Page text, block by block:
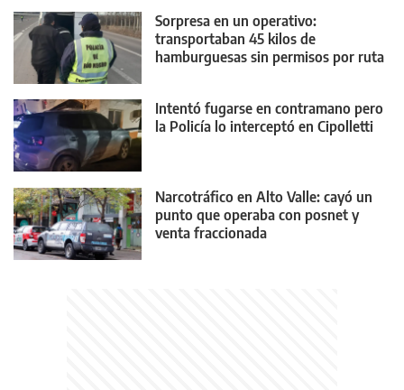
Sorpresa en un operativo:
transportaban 45 kilos de
hamburguesas sin permisos por ruta
Intentó fugarse en contramano pero
la Policía lo interceptó en Cipolletti
Narcotráfico en Alto Valle: cayó un
punto que operaba con posnet y
venta fraccionada